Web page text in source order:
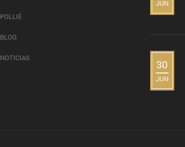
POLLIÉ
BLOG
NOTICIAS
JUN
30
JUN